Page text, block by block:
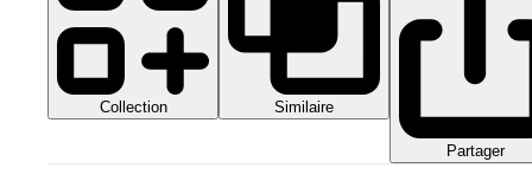
Collection Similaire
Partager